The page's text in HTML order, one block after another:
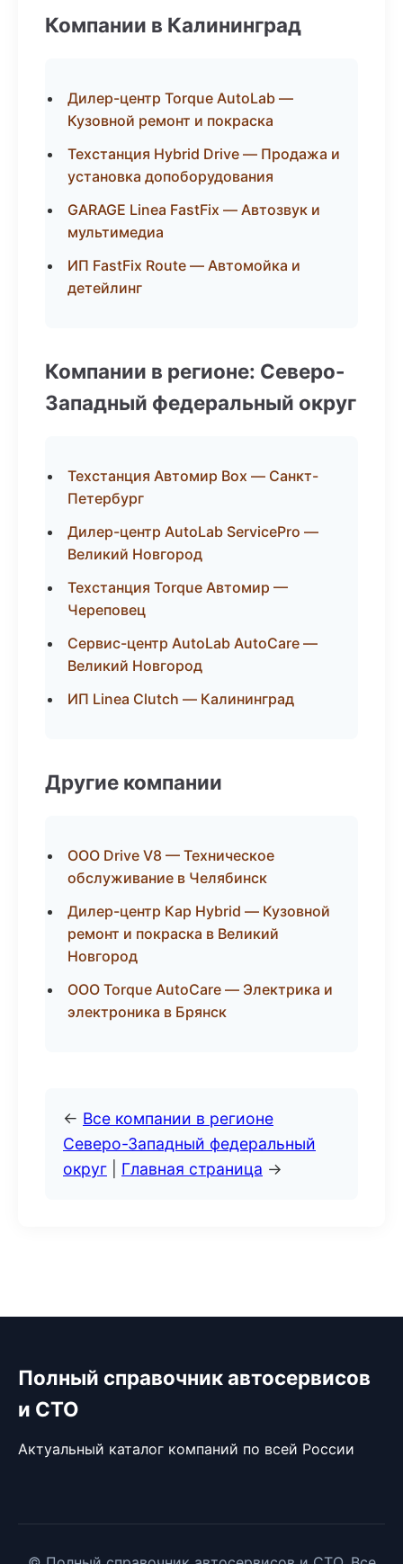
Компании в Калининград
Дилер-центр Torque AutoLab —
Кузовной ремонт и покраска
Техстанция Hybrid Drive — Продажа и
установка допоборудования
GARAGE Linea FastFix — Автозвук и
мультимедиа
ИП FastFix Route — Автомойка и
детейлинг
Компании в регионе: Северо-
Западный федеральный округ
Техстанция Автомир Box — Санкт-
Петербург
Дилер-центр AutoLab ServicePro —
Великий Новгород
Техстанция Torque Автомир —
Череповец
Сервис-центр AutoLab AutoCare —
Великий Новгород
ИП Linea Clutch — Калининград
Другие компании
ООО Drive V8 — Техническое
обслуживание в Челябинск
Дилер-центр Кар Hybrid — Кузовной
ремонт и покраска в Великий
Новгород
ООО Torque AutoCare — Электрика и
электроника в Брянск
← Все компании в регионе
Северо-Западный федеральный
округ
Главная страница →
Полный справочник автосервисов
и СТО
Актуальный каталог компаний по всей России